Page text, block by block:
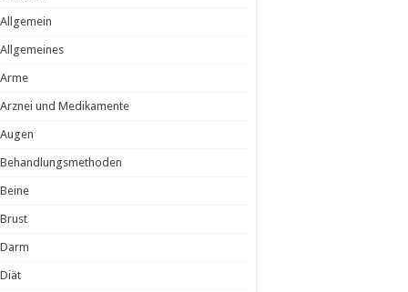
Allgemein
Allgemeines
Arme
Arznei und Medikamente
Augen
Behandlungsmethoden
Beine
Brust
Darm
Diät